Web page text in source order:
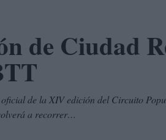
de Ciudad
de la XIV edición del Circuito
a recorrer…